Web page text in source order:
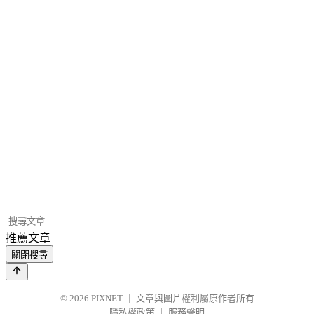
推薦文章
關閉搜尋
© 2026 PIXNET
文章與圖片權利屬原作者所有